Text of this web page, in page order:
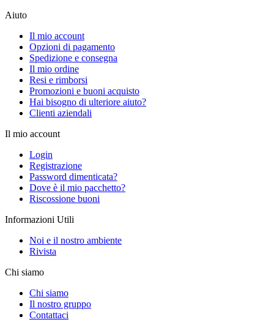
Aiuto
Il mio account
Opzioni di pagamento
Spedizione e consegna
Il mio ordine
Resi e rimborsi
Promozioni e buoni acquisto
Hai bisogno di ulteriore aiuto?
Clienti aziendali
Il mio account
Login
Registrazione
Password dimenticata?
Dove è il mio pacchetto?
Riscossione buoni
Informazioni Utili
Noi e il nostro ambiente
Rivista
Chi siamo
Chi siamo
Il nostro gruppo
Contattaci